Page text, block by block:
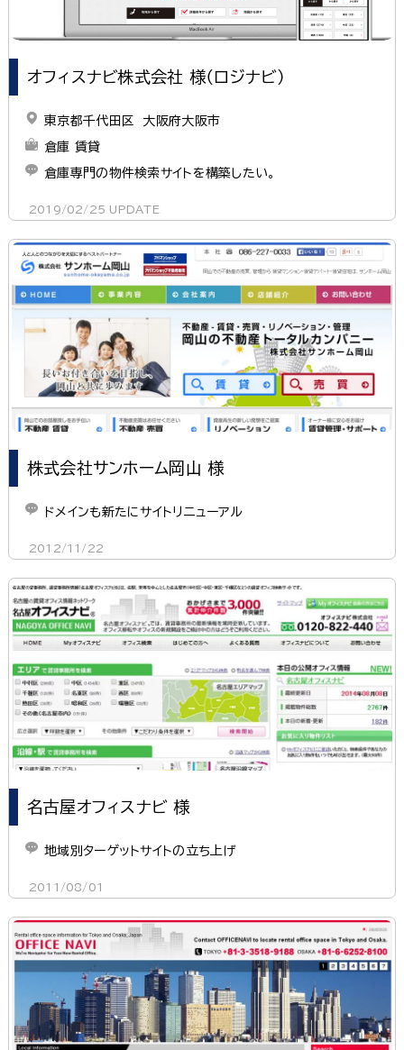
オフィスナビ株式会社 様（ロジナビ）
東京都千代田区 大阪府大阪市
倉庫 賃貸
倉庫専門の物件検索サイトを構築したい。
2019/02/25 UPDATE
株式会社サンホーム岡山 様
ドメインも新たにサイトリニューアル
2012/11/22
名古屋オフィスナビ 様
地域別ターゲットサイトの立ち上げ
2011/08/01